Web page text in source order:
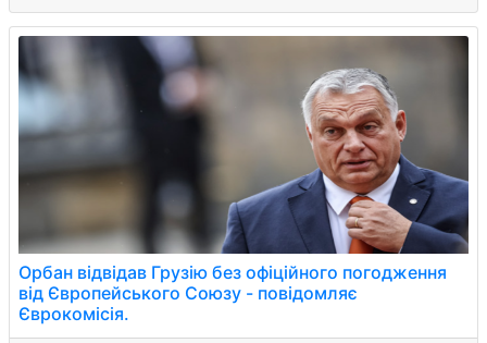
Орбан відвідав Грузію без офіційного погодження
від Європейського Союзу - повідомляє
Єврокомісія.